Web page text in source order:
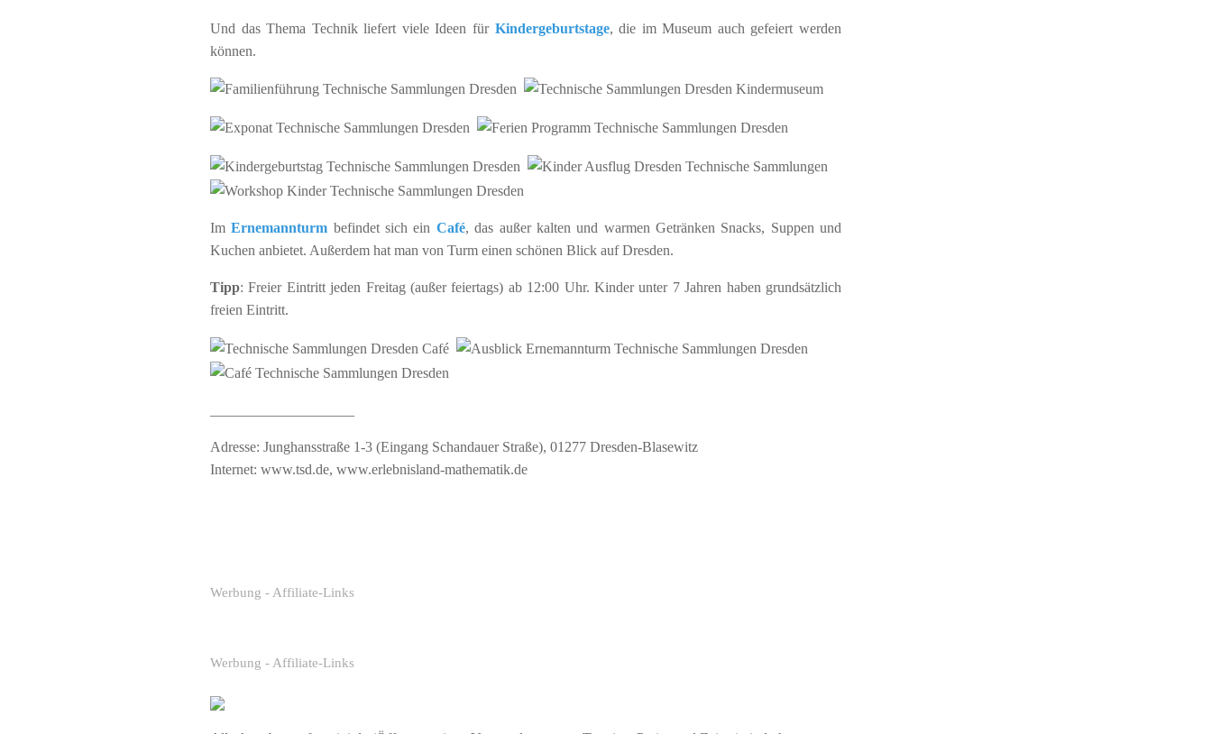
Und das Thema Technik liefert viele Ideen für Kindergeburtstage, die im Museum auch gefeiert werden
können.
ImErnemannturm befindet sich ein Café, das außer kalten und warmen Getränken Snacks, Suppen und
Kuchen anbietet. Außerdem hat man von Turm einen schönen Blick auf Dresden.
Tipp: Freier Eintritt jeden Freitag (außer feiertags) ab 12:00 Uhr. Kinder unter 7 Jahren haben grundsätzlich
freien Eintritt.
Adresse: Junghansstraße 1-3 (Eingang Schandauer Straße), 01277 Dresden-Blasewitz
Internet: www.tsd.de, www.erlebnisland-mathematik.de
Werbung - Affiliate-Links
Werbung - Affiliate-Links